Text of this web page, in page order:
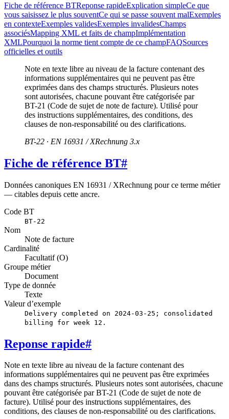
Fiche de référence BTReponse rapideExplication simpleCe que
vous saisissez le plus souventCe qui se passe souvent malExemples
en contexteExemples validesExemples invalidesChamps
associésMapping XML et faits de champImplémentation
XMLPourquoi la norme tient compte de ce champFAQSources
officielles et outils
Note en texte libre au niveau de la facture contenant des
informations supplémentaires qui ne peuvent pas être
exprimées dans des champs structurés. Plusieurs notes
sont autorisées, chacune pouvant être catégorisée par
BT-21 (Code de sujet de note de facture). Utilisé pour
des instructions supplémentaires, des conditions, des
clauses de non-responsabilité ou des clarifications.
BT-22 · EN 16931 / XRechnung 3.x
Fiche de référence BT#
Données canoniques EN 16931 / XRechnung pour ce terme métier
— citables depuis cette ancre.
Code BT
BT-22
Nom
Note de facture
Cardinalité
Facultatif (O)
Groupe métier
Document
Type de donnée
Texte
Valeur d’exemple
Delivery completed on 2024-03-25; consolidated
billing for week 12.
Reponse rapide#
Note en texte libre au niveau de la facture contenant des
informations supplémentaires qui ne peuvent pas être exprimées
dans des champs structurés. Plusieurs notes sont autorisées, chacune
pouvant être catégorisée par BT-21 (Code de sujet de note de
facture). Utilisé pour des instructions supplémentaires, des
conditions, des clauses de non-responsabilité ou des clarifications.